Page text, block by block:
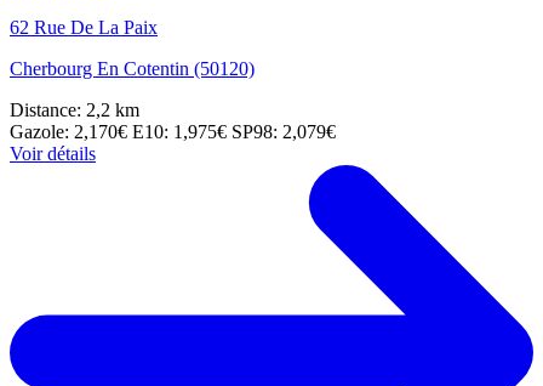
62 Rue De La Paix
Cherbourg En Cotentin (50120)
Distance: 2,2 km
Gazole: 2,170€ E10: 1,975€ SP98: 2,079€
Voir détails